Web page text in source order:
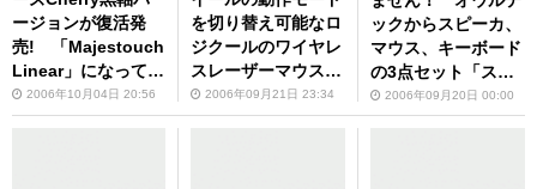
ージョンが復活発
売! 「Majestouch
Linear」になって再
登場！
2006年10月04日 20:56
を切り替え可能なロ
ジクールのワイヤレ
スレーザーマウスに
小型モデルの「VX
Revolution」が登
2006年09月21日 23:34
ックからスピーカ、
マウス、キーボード
の3点セット「スリ
ーインワン三世」が
登場!
2006年09月20日 00:00